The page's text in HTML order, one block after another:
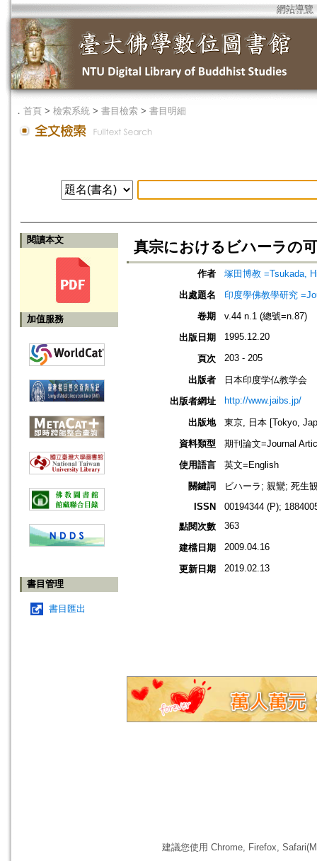
網站導覽
． 首頁 > 檢索系統 > 書目檢索 > 書目明細
閱讀本文
加值服務
書目管理
書目匯出
真宗におけるビハーラの
作者
塚田博教 =Tsukada,
出處題名
印度學佛教學研究
卷期
v.44 n.1 (總號=n.87)
出版日期
1995.12.20
頁次 203 - 205
出版者
日本印度学仏教学会
出版者網址
http://www.jaibs.jp/
出版地
東京, 日本 [Tokyo,
資料類型
期刊論文=Journal
使用語言
英文=English
關鍵詞
ビハーラ; 親鸞; 死生
ISSN
00194344 (P);
點閱次數
363
建檔日期 2009.04.16
更新日期 2019.02.13
建議您使用 Chrome, Firefox,